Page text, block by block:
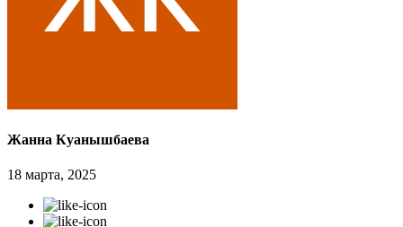
Жанна Куанышбаева
18 марта, 2025